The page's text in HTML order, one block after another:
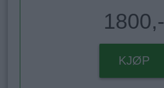
1800,-
KJØP